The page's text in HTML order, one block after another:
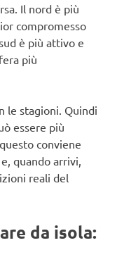
Il nord è più
compromesso
è più attivo e
più
le stagioni. Quindi
essere più
conviene
quando arrivi,
reali del
da isola: